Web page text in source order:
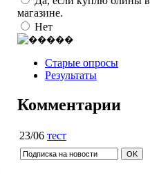
магазине.
Нет
Старые опросы
Результаты
Комментарии
23/06 тест